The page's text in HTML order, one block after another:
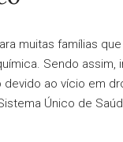
muitas famílias
Sendo assim,
devido ao vício em
Único de